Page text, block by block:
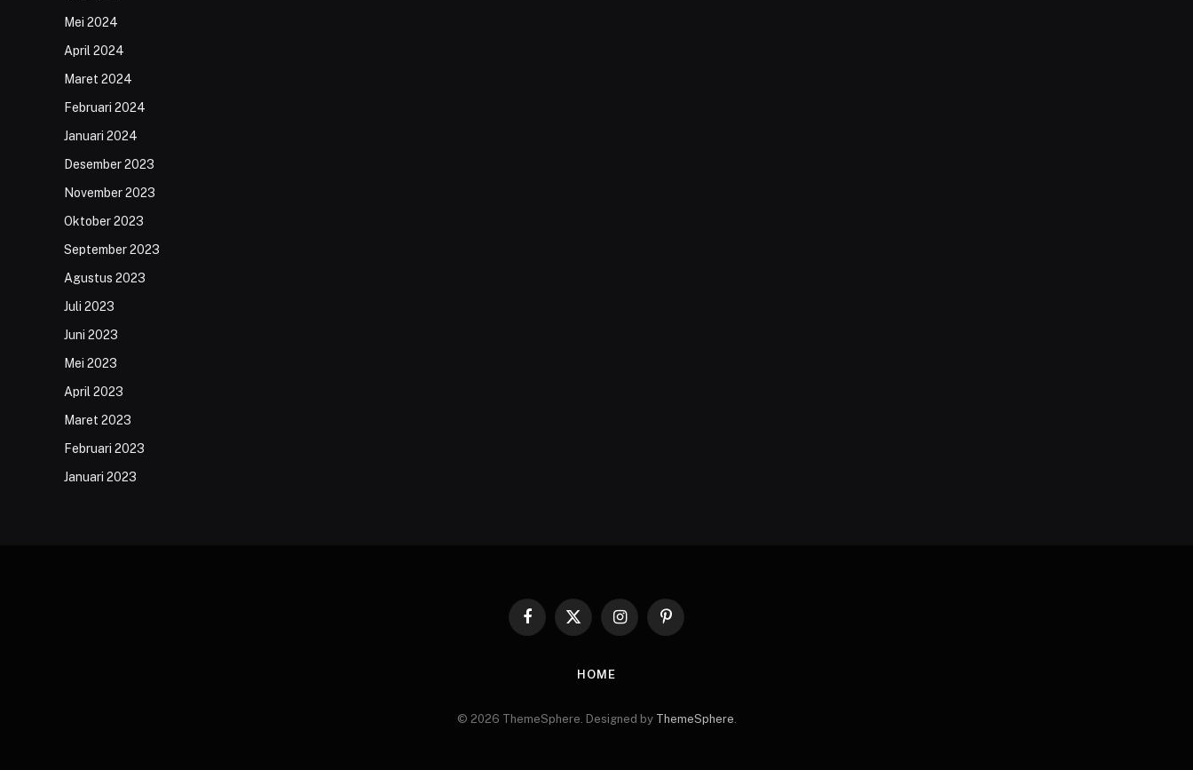
Mei 2024
April 2024
Maret 2024
Februari 2024
Januari 2024
Desember 2023
November 2023
Oktober 2023
September 2023
Agustus 2023
Juli 2023
Juni 2023
Mei 2023
April 2023
Maret 2023
Februari 2023
Januari 2023
Facebook
X
InstagramPinterest
HOME
© 2026 ThemeSphere. Designed by ThemeSphere.